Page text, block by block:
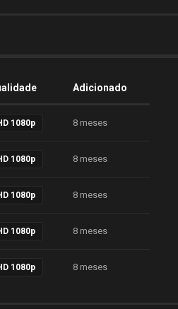
Adicionado
1080p 8 meses
1080p 8 meses
1080p 8 meses
1080p 8 meses
1080p 8 meses